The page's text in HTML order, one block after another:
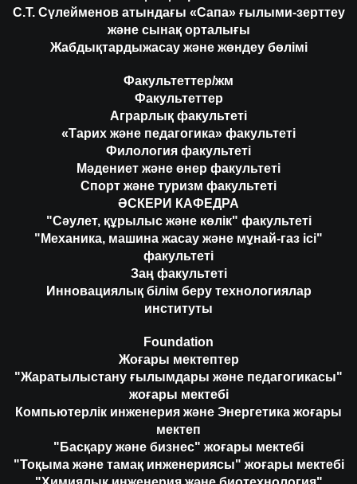
С.Т. Сүлейменов атындағы «Сапа» ғылыми-зерттеу
және сынақ орталығы
Жабдықтардыжасау және жөндеу бөлімі
Факультеттер/жм
Факультеттер
Аграрлық факультеті
«Тарих және педагогика» факультеті
Филология факультеті
Мәдениет және өнер факультеті
Спорт және туризм факультеті
ӘСКЕРИ КАФЕДРА
"Сәулет, құрылыс және көлік" факультеті
"Механика, машина жасау және мұнай-газ ісі"
факультеті
Заң факультеті
Инновациялық білім беру технологиялар
институты
Foundation
Жоғары мектептер
"Жаратылыстану ғылымдары және педагогикасы"
жоғары мектебі
Компьютерлік инженерия және Энергетика жоғары
мектеп
"Басқару және бизнес" жоғары мектебі
"Тоқыма және тамақ инженериясы" жоғары мектебі